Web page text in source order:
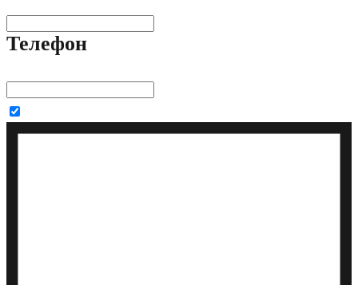
Телефон